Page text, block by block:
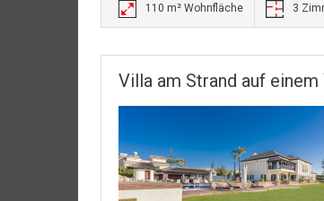
110 m² Wohnfläche 3
Villa am Strand auf